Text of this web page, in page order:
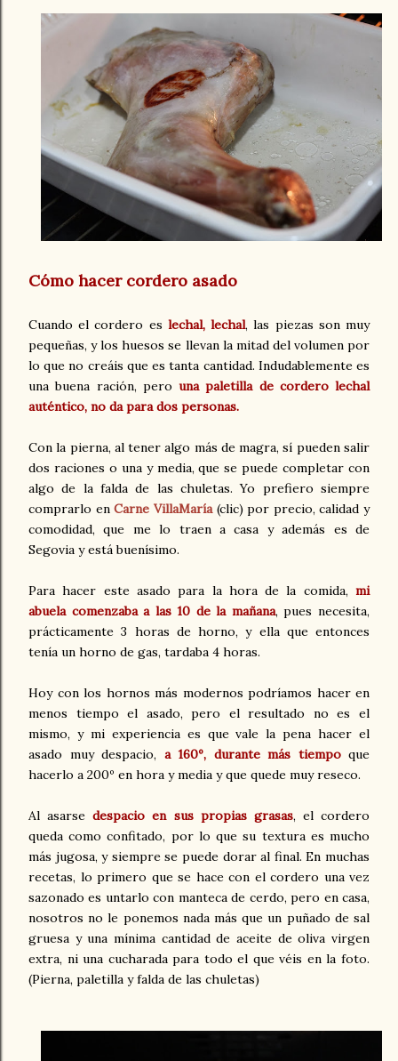
Cómo hacer cordero asado
Cuando el cordero es lechal, lechal, las piezas son muy
pequeñas, y los huesos se llevan la mitad del volumen por
lo que no creáis que es tanta cantidad. Indudablemente es
una buena ración, pero una paletilla de cordero lechal
auténtico, no da para dos personas.
Con la pierna, al tener algo más de magra, sí pueden salir
dos raciones o una y media, que se puede completar con
algo de la falda de las chuletas. Yo prefiero siempre
comprarlo enCarne VillaMaría(clic) por precio, calidad y
comodidad, que me lo traen a casa y además es de
Segovia y está buenísimo.
Para hacer este asado para la hora de la comida, mi
abuela comenzaba a las 10 de la mañana, pues necesita,
prácticamente 3 horas de horno, y ella que entonces
tenía un horno de gas, tardaba 4 horas.
Hoy con los hornos más modernos podríamos hacer en
menos tiempo el asado, pero el resultado no es el
mismo, y mi experiencia es que vale la pena hacer el
asado muy despacio, a 160º, durante más tiempoque
hacerlo a 200º en hora y media y que quede muy reseco.
Al asarsedespacio en sus propias grasas, el cordero
queda como confitado, por lo que su textura es mucho
más jugosa, y siempre se puede dorar al final. En muchas
recetas, lo primero que se hace con el cordero una vez
sazonado es untarlo con manteca de cerdo, pero en casa,
nosotros no le ponemos nada más que un puñado de sal
gruesa y una mínima cantidad de aceite de oliva virgen
extra, ni una cucharada para todo el que véis en la foto.
(Pierna, paletilla y falda de las chuletas)